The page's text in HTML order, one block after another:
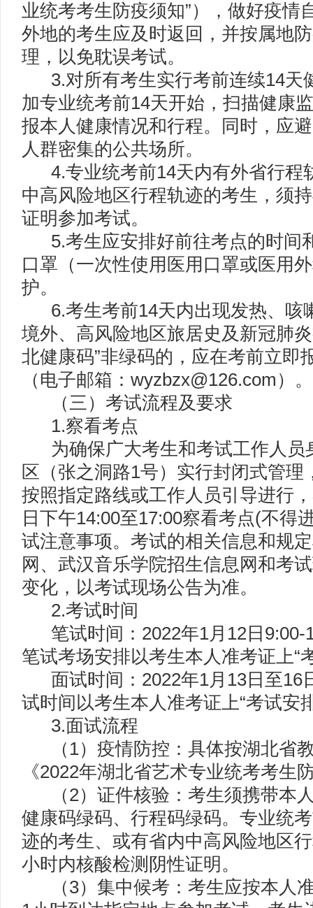
业统考考生防疫须知”），做好疫情
外地的考生应及时返回，并按属地
理，以免耽误考试。
3.对所有考生实行考前连续14天
加专业统考前14天开始，扫描健康
报本人健康情况和行程。同时，应
人群密集的公共场所。
4.专业统考前14天内有外省行程
中高风险地区行程轨迹的考生，须
证明参加考试。
5.考生应安排好前往考点的时间
口罩（一次性使用医用口罩或医用
护。
6.考生考前14天内出现发热、咳
境外、高风险地区旅居史及新冠肺
北健康码”非绿码的，应在考前立即
（电子邮箱：wyzbzx@126.com）。
（三）考试流程及要求
1.察看考点
为确保广大考生和考试工作人员
区（张之洞路1号）实行封闭式管
按照指定路线或工作人员引导进行
日下午14:00至17:00察看考点(不得
试注意事项。考试的相关信息和规
网、武汉音乐学院招生信息网和考
变化，以考试现场公告为准。
2.考试时间
笔试时间：2022年1月12日9:00-
笔试考场安排以考生本人准考证上“
面试时间：2022年1月13日至16
试时间以考生本人准考证上“考试安
3.面试流程
（1）疫情防控：具体按湖北省
《2022年湖北省艺术专业统考考生
（2）证件核验：考生须携带本
健康码绿码、行程码绿码。专业统
迹的考生、或有省内中高风险地区
小时内核酸检测阴性证明。
（3）集中候考：考生应按本人